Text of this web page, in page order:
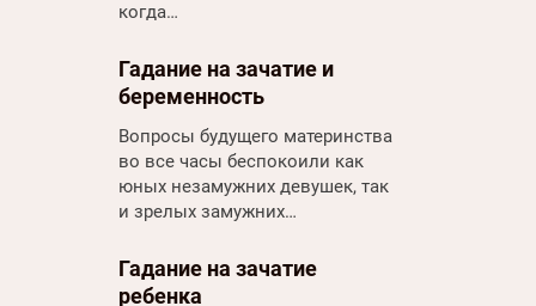
когда…
Гадание на зачатие и
беременность
Вопросы будущего материнства
во все часы беспокоили как
юных незамужних девушек, так
и зрелых замужних…
Гадание на зачатие
ребенка